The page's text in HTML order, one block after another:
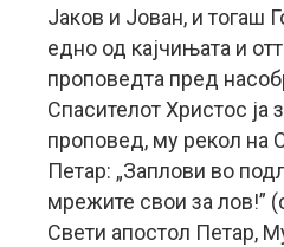
Јаков и Јован, и тогаш
едно од кајчињата и
проповедта пред
Спасителот Христос ја
проповед, му рекол на
Петар: „Заплови во
мрежите свои за лов!”
Свети апостол Петар,